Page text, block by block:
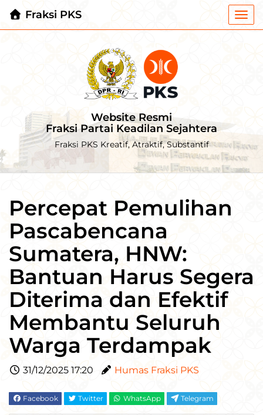
Fraksi PKS
Website Resmi
Fraksi Partai Keadilan Sejahtera
Fraksi PKS Kreatif, Atraktif, Substantif
Percepat Pemulihan
Pascabencana
Sumatera, HNW:
Bantuan Harus Segera
Diterima dan Efektif
Membantu Seluruh
Warga Terdampak
31/12/2025 17:20 Humas Fraksi PKS
Facebook Twitter WhatsApp Telegram